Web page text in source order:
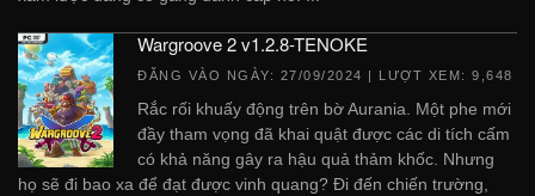
Wargroove 2 v1.2.8-TENOKE
ĐĂNG VÀO NGÀY: 27/09/2024 | LƯỢT XEM: 9,648
Rắc rối khuấy động trên bờ Aurania. Một phe mới
đầy tham vọng đã khai quật được các di tích cấm
có khả năng gây ra hậu quả thảm khốc. Nhưng
họ sẽ đi bao xa để đạt được vinh quang? Đi đến chiến trường,